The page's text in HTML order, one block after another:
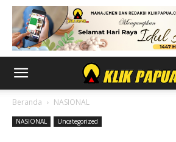
Beranda NASIONAL
NASIONAL Uncategorized